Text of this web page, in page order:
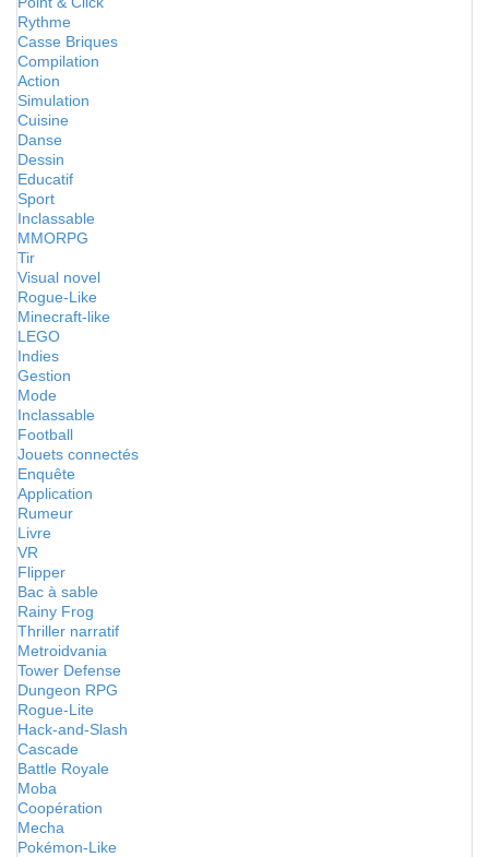
Rythme
Casse Briques
Compilation
Action
Simulation
Cuisine
Danse
Dessin
Educatif
Sport
Inclassable
MMORPG
Tir
Visual novel
Rogue-Like
Minecraft-like
LEGO
Indies
Gestion
Mode
Inclassable
Football
Jouets connectés
Enquête
Application
Rumeur
Livre
VR
Flipper
Bac à sable
Rainy Frog
Thriller narratif
Metroidvania
Tower Defense
Dungeon RPG
Rogue-Lite
Hack-and-Slash
Cascade
Battle Royale
Moba
Coopération
Mecha
Pokémon-Like